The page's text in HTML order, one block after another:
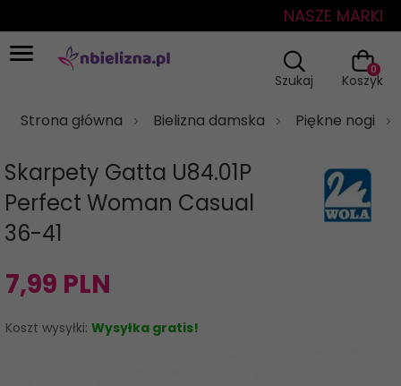
NASZE MARKI
Szukaj Koszyk
0
Strona główna Bielizna damska Piękne nogi
Skarpety Gatta U84.01P
Perfect Woman Casual
36-41
7,99 PLN
Koszt wysyłki: Wysyłka gratis!